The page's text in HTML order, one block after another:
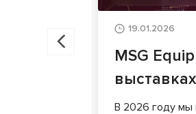
19.01.2026
MSG
В 2026 году мы